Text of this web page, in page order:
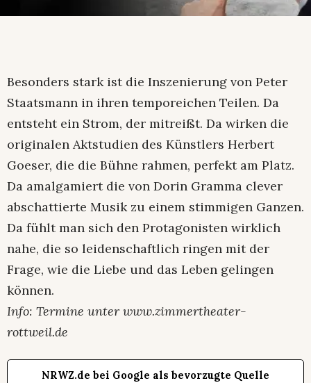
Besonders stark ist die Inszenierung von Peter
Staatsmann in ihren temporeichen Teilen. Da
entsteht ein Strom, der mitreißt. Da wirken die
originalen Aktstudien des Künstlers Herbert
Goeser, die die Bühne rahmen, perfekt am Platz.
Da amalgamiert die von Dorin Gramma clever
abschattierte Musik zu einem stimmigen Ganzen.
Da fühlt man sich den Protagonisten wirklich
nahe, die so leidenschaftlich ringen mit der
Frage, wie die Liebe und das Leben gelingen
können.
Info: Termine unter www.zimmertheater-
rottweil.de
NRWZ.de bei Google als bevorzugte Quelle